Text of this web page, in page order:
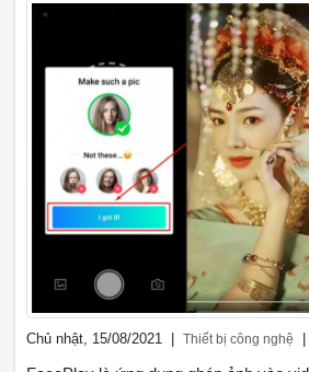
Chủ nhật, 15/08/2021 |Thiết bị công nghệ |